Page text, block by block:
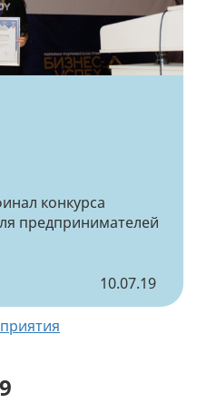
10.07.19
конкурса
предпринимателей